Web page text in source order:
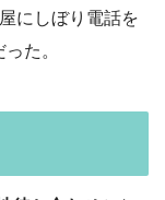
にしぼり電話を
た。